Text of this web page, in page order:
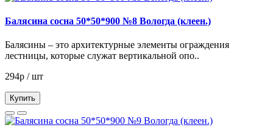
Балясина сосна 50*50*900 №8 Вологда (клеен.)
Балясины – это архитектурные элементы ограждения
лестницы, которые служат вертикальной опо..
294р / шт
Купить